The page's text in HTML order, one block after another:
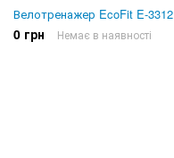
Велотренажер EcoFit E-3312
0 грн Немає в наявності